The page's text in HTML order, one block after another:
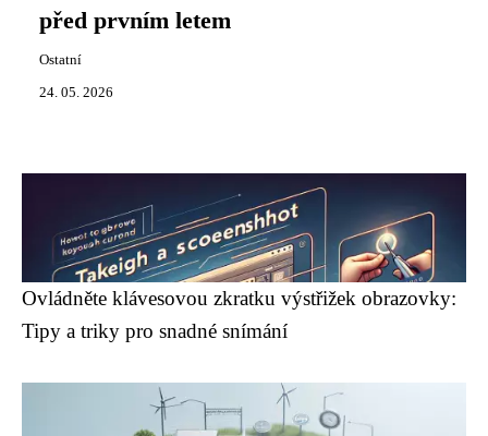
před prvním letem
Ostatní
24. 05. 2026
Ovládněte klávesovou zkratku výstřižek obrazovky:
Tipy a triky pro snadné snímání